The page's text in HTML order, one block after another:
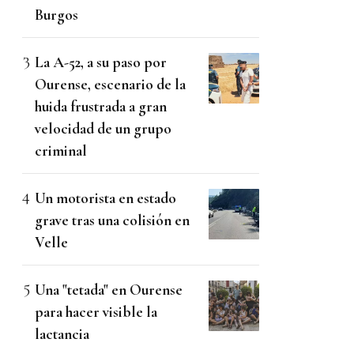
Burgos
La A-52, a su paso por
Ourense, escenario de la
huida frustrada a gran
velocidad de un grupo
criminal
Un motorista en estado
grave tras una colisión en
Velle
Una "tetada" en Ourense
para hacer visible la
lactancia